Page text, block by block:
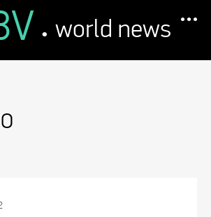
. world news